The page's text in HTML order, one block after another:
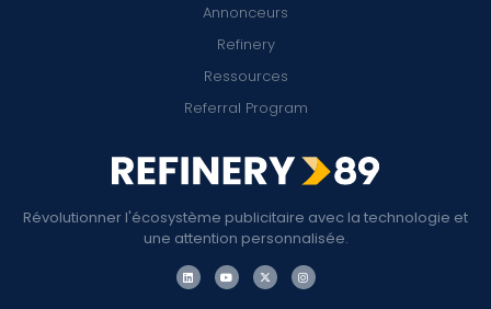
Révolutionner l'écosystème publicitaire avec la technologie et
une attention personnalisée.
Annonceurs
Refinery
Ressources
Referral Program